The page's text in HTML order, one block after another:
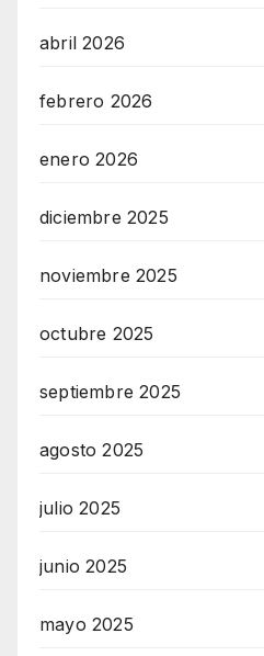
abril 2026
febrero 2026
enero 2026
diciembre 2025
noviembre 2025
octubre 2025
septiembre 2025
agosto 2025
julio 2025
junio 2025
mayo 2025